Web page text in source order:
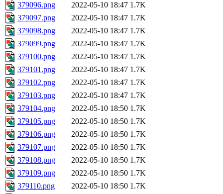
379096.png
2022-05-10 18:47 1.7K
379097.png
2022-05-10 18:47 1.7K
379098.png
2022-05-10 18:47 1.7K
379099.png
2022-05-10 18:47 1.7K
379100.png
2022-05-10 18:47 1.7K
379101.png
2022-05-10 18:47 1.7K
379102.png
2022-05-10 18:47 1.7K
379103.png
2022-05-10 18:47 1.7K
379104.png
2022-05-10 18:50 1.7K
379105.png
2022-05-10 18:50 1.7K
379106.png
2022-05-10 18:50 1.7K
379107.png
2022-05-10 18:50 1.7K
379108.png
2022-05-10 18:50 1.7K
379109.png
2022-05-10 18:50 1.7K
379110.png
2022-05-10 18:50 1.7K